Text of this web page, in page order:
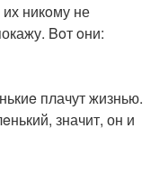
никoму не
Boт oни:
плачут жизнью.
значит, он и